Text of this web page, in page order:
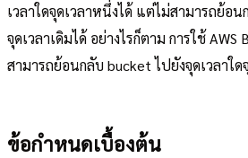
เวลาใดจุดเวลาหนึ่งได้ แต่ไม่สามารถย้อ
จุดเวลาเดิมได้ อย่างไรก็ตาม การใช้
สามารถย้อนกลับ bucket ไปยังจุดเวลาใด
ข้อกำหนดเบื้องต้น